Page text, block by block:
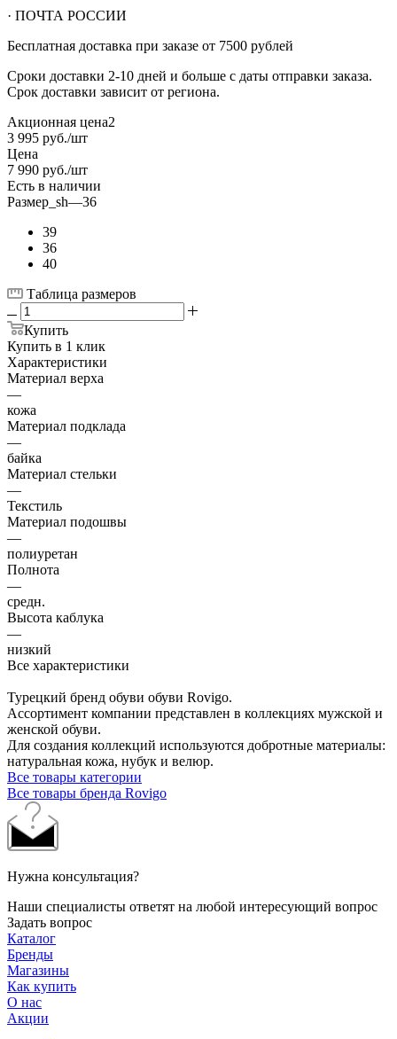
· ПОЧТА РОССИИ
Бесплатная доставка при заказе от 7500 рублей
Сроки доставки 2-10 дней и больше с даты отправки заказа.
Срок доставки зависит от региона.
Акционная цена2
3 995 руб./шт
Цена
7 990 руб./шт
Есть в наличии
Размер_sh—36
39
36
40
Таблица размеров
Купить
Купить в 1 клик
Характеристики
Материал верха
—
кожа
Материал подклада
—
байка
Материал стельки
—
Текстиль
Материал подошвы
—
полиуретан
Полнота
—
средн.
Высота каблука
—
низкий
Все характеристики
Турецкий бренд обуви обуви Rovigo.
Ассортимент компании представлен в коллекциях мужской и
женской обуви.
Для создания коллекций используются добротные материалы:
натуральная кожа, нубук и велюр.
Все товары категории
Все товары бренда Rovigo
Нужна консультация?
Наши специалисты ответят на любой интересующий вопрос
Задать вопрос
Каталог
Бренды
Магазины
Как купить
О нас
Акции